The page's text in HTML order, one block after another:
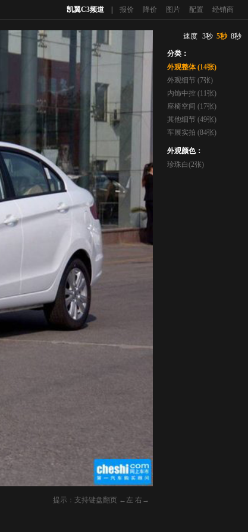
凯翼C3频道 报价 降价 图片 配置 经销商
提示：支持键盘翻页 ←左 右→
速度 3秒 5秒 8秒
分类：
外观整体 (14张)
外观细节 (7张)
内饰中控 (11张)
座椅空间 (17张)
其他细节 (49张)
车展实拍 (84张)
外观颜色：
珍珠白(2张)